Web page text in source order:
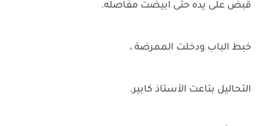
قبض على يده حتى ابيضت مفاصله.
خبط الباب ودخلت الممرضة ،
التحاليل بتاعت الأستاذ كابير.